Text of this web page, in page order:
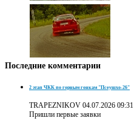
Последние комментарии
2 этап ЧКК по горным гонкам "Псеушхо-26"
TRAPEZNIKOV 04.07.2026 09:31
Пришли первые заявки